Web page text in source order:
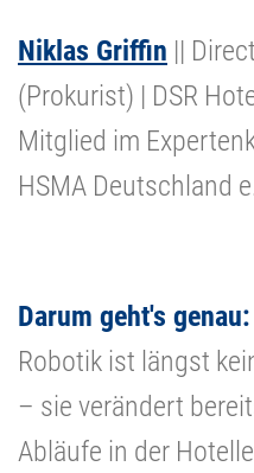
Niklas Griffin ||
(Prokurist) | DSR
Mitglied im
HSMA Deutschland
Darum geht's genau:
Robotik ist längst
– sie verändert
Abläufe in der